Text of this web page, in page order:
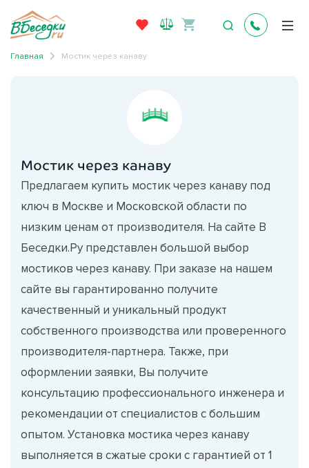
Главная Мостик через канаву
Мостик через канаву
Предлагаем купить мостик через канаву под
ключ в Москве и Московской области по
низким ценам от производителя. На сайте В
Беседки.Ру представлен большой выбор
мостиков через канаву. При заказе на нашем
сайте вы гарантированно получите
качественный и уникальный продукт
собственного производства или проверенного
производителя-партнера. Также, при
оформлении заявки, Вы получите
консультацию профессионального инженера и
рекомендации от специалистов с большим
опытом. Установка мостика через канаву
выполняется в сжатые сроки с гарантией от 1